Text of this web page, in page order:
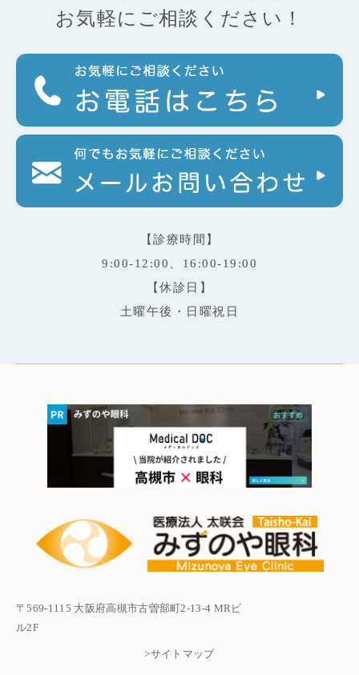
お気軽にご相談ください！
【診療時間】
9:00-12:00、16:00-19:00
【休診日】
土曜午後・日曜祝日
〒569-1115 大阪府高槻市古曽部町2-13-4 MRビ
ル2F
>サイトマップ